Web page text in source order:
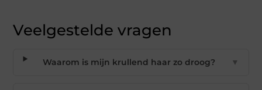
Veelgestelde vragen
Waarom is mijn krullend haar zo droog? ▼